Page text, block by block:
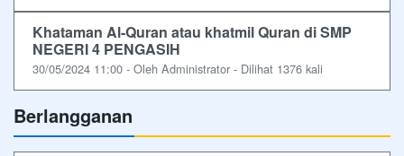
Khataman Al-Quran atau khatmil Quran di SMP
NEGERI 4 PENGASIH
30/05/2024 11:00 - Oleh Administrator - Dilihat 1376 kali
Berlangganan